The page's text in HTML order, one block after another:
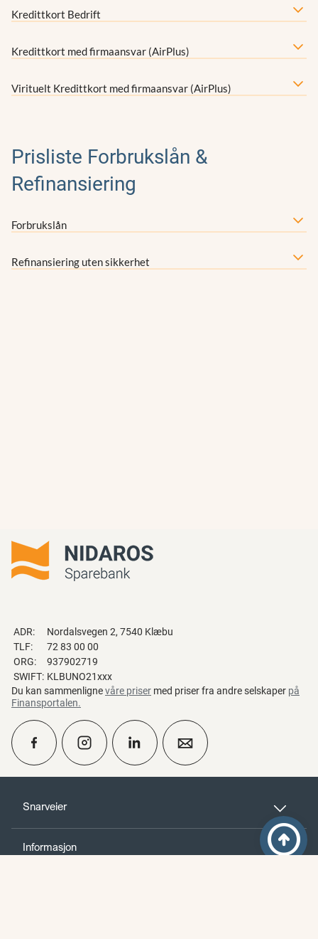
Kredittkort Bedrift
Kredittkort med firmaansvar (AirPlus)
Virituelt Kredittkort med firmaansvar (AirPlus)
Prisliste Forbrukslån &
Refinansiering
Forbrukslån
Refinansiering uten sikkerhet
Snarveier
Informasjon
ADR:
Nordalsvegen 2, 7540 Klæbu
TLF:
72 83 00 00
ORG:
937902719
SWIFT: KLBUNO21xxx
Du kan sammenlignevåre priser med priser fra andre selskaper på
Finansportalen.
Kontakt oss
perm_phone_msg
Til toppen
arrow_circle_up